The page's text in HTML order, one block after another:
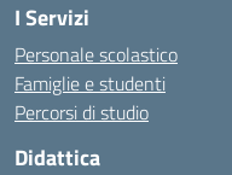
I Servizi
Personale scolastico
Famiglie e studenti
Percorsi di studio
Didattica